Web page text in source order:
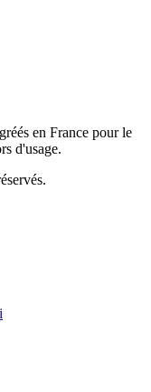
en France pour le
d'usage.